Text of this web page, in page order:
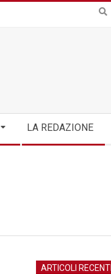
LA REDAZIONE
ARTICOLI RECENTI